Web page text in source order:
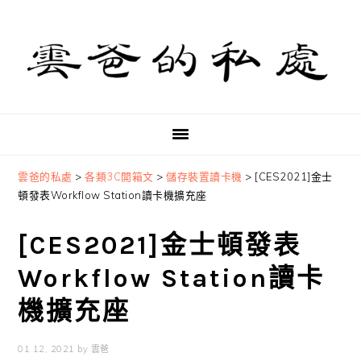
primary
navigation
content
primary
sidebar
雲爸的私處 >各類3C開箱文 >儲存裝置讀卡機 > [CES2021]金士
頓發表Workflow Station讀卡機擴充座
[CES2021]金士頓發表
Workflow Station讀卡
機擴充座
01 12, 2021 by 雲爸